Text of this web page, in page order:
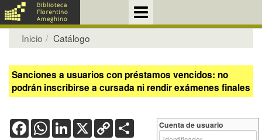
Inicio Catálogo
Sanciones a usuarios con préstamos vencidos: no
podrán inscribirse a cursada ni rendir exámenes finales
FacebookWhatsApp
LinkedIn
X Copy
Link
Cuenta de usuario